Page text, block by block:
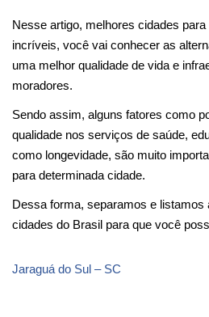
Nesse artigo, melhores cidades
incríveis, você vai conhecer as
uma melhor qualidade de vida e
moradores.
Sendo assim, alguns fatores como
qualidade nos serviços de saúde,
como longevidade, são muito
para determinada cidade.
Dessa forma, separamos e listamos
cidades do Brasil para que você
Jaraguá do Sul – SC